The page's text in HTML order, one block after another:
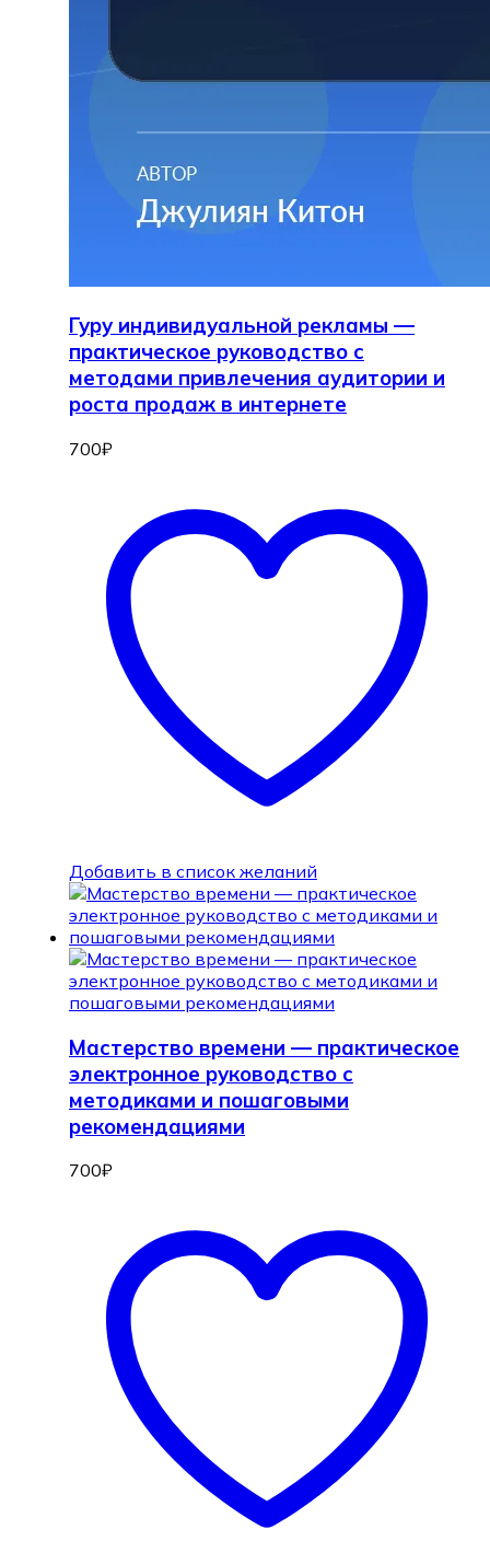
Гуру индивидуальной рекламы —
практическое руководство с
методами привлечения аудитории и
роста продаж в интернете
700₽
Добавить в список желаний
Мастерство времени — практическое
электронное руководство с
методиками и пошаговыми
рекомендациями
700₽